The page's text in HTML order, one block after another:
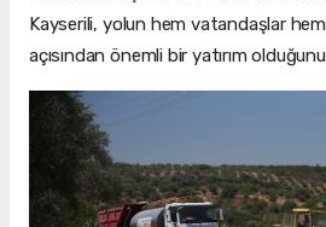
Kayserili, yolun hem vatandaşlar
açısından önemli bir yatırım